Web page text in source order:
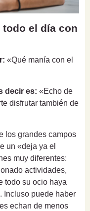
todo el día con
«Qué manía con el
decir es: «Echo de
disfrutar también de
los grandes campos
un «deja ya el
muy diferentes:
actividades,
todo su ocio haya
. Incluso puede haber
echan de menos